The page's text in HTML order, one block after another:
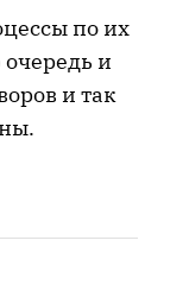
по их
и
и так